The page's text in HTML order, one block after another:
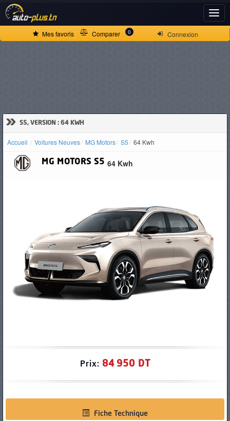
Connexion
Mes favoris Comparer 0
» S5, VERSION : 64 KWH
Accueil Voitures Neuves MG Motors S5 64 Kwh
MG MOTORS S5 64 Kwh
Prix: 84 950 DT
Fiche Technique
ACCUEIL
D'OCCASION
PNEUS